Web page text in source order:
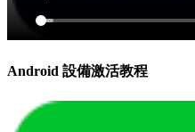
Android 設備激活教程